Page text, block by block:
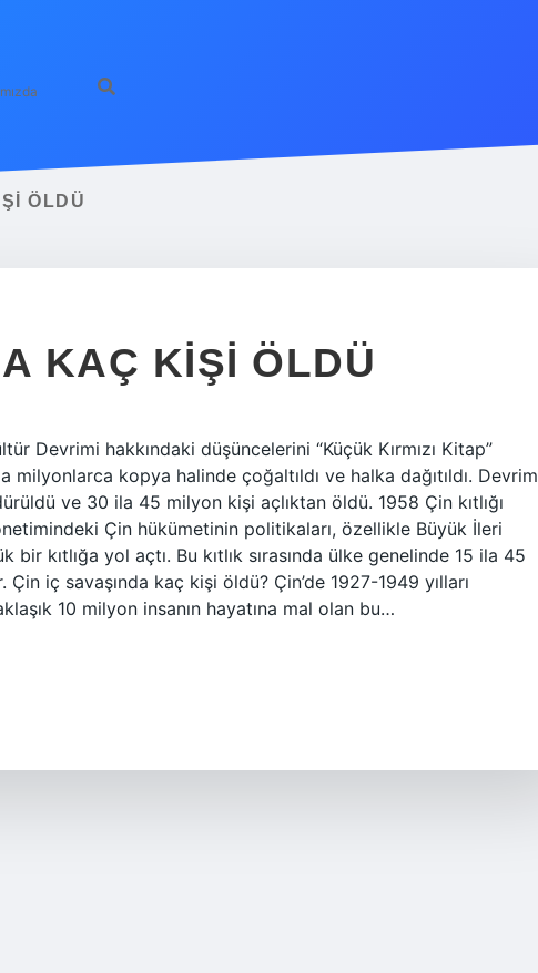
ÖLDÜ
KAÇ KIŞI ÖLDÜ
Devrimi hakkındaki düşüncelerini “Küçük Kırmızı Kitap”
milyonlarca kopya halinde çoğaltıldı ve halka dağıtıldı. Devrim
ve 30 ila 45 milyon kişi açlıktan öldü. 1958 Çin kıtlığı
Çin hükümetinin politikaları, özellikle Büyük İleri
bir kıtlığa yol açtı. Bu kıtlık sırasında ülke genelinde 15 ila 45
iç savaşında kaç kişi öldü? Çin’de 1927-1949 yılları
10 milyon insanın hayatına mal olan bu…